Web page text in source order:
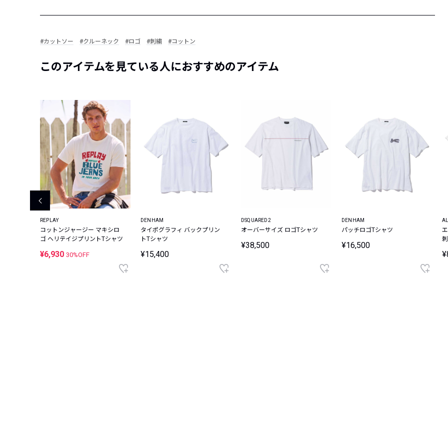
#カットソー #クルーネック #ロゴ #刺繍 #コットン
このアイテムを見ている人におすすめのアイテム
REPLAY
コットンジャージー マキシロ
ゴ ヘリテイジプリントTシャツ
¥6,930 30%OFF
DENHAM
タイポグラフィ バックプリン
トTシャツ
¥15,400
DSQUARED2
オーバーサイズ ロゴTシャツ
¥38,500
DENHAM
パッチロゴTシャツ
¥16,500